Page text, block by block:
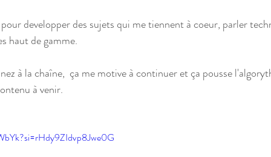
developper des sujets qui me tiennent à coeur, parler
haut de gamme.
à la chaîne,  ça me motive à continuer et ça pousse
à venir.